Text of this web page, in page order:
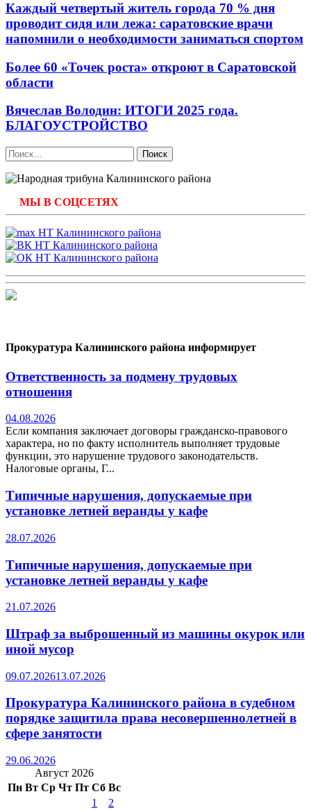
Каждый четвертый житель города 70 % дня
проводит сидя или лежа: саратовские врачи
напомнили о необходимости заниматься спортом
Более 60 «Точек роста» откроют в Саратовской
области
Вячеслав Володин: ИТОГИ 2025 года.
БЛАГОУСТРОЙСТВО
Найти:
МЫ В СОЦСЕТЯХ
Прокуратура Калининского района информирует
Ответственность за подмену трудовых
отношения
04.08.2026
Если компания заключает договоры гражданско-правового
характера, но по факту исполнитель выполняет трудовые
функции, это нарушение трудового законодательств.
Налоговые органы, Г...
Типичные нарушения, допускаемые при
установке летней веранды у кафе
28.07.2026
Типичные нарушения, допускаемые при
установке летней веранды у кафе
21.07.2026
Штраф за выброшенный из машины окурок или
иной мусор
09.07.202613.07.2026
Прокуратура Калининского района в судебном
порядке защитила права несовершеннолетней в
сфере занятости
29.06.2026
Август 2026
Пн Вт Ср Чт Пт Сб Вс
1
2